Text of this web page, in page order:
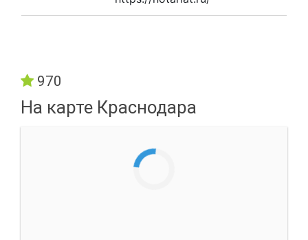
970
На карте Краснодара